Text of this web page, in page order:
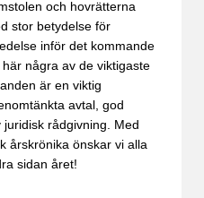
och hovrätterna
stor betydelse för
inför det kommande
några av de viktigaste
är en viktig
avtal, god
rådgivning. Med
årskrönika önskar vi alla
sidan året!